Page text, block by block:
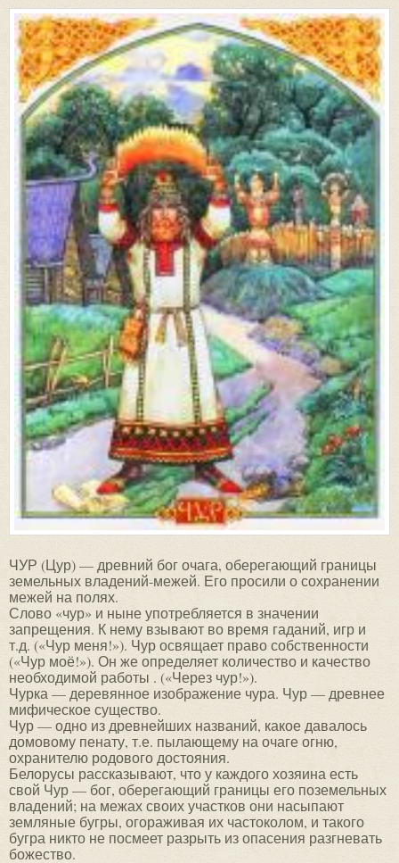
ЧУР (Цур) — древний бог очага, оберегающий границы
земельных владений-межей. Его просили о сохранении
межей на полях.
Слово «чур» и ныне употребляется в значении
запрещения. К нему взывают во время гаданий, игр и
т.д. («Чур меня!»). Чур освящает право собственности
(«Чур моё!»). Он же определяет количество и качество
необходимой работы . («Через чур!»).
Чурка — деревянное изображение чура. Чур — древнее
мифическое существо.
Чур — одно из древнейших названий, какое давалось
домовому пенату, т.е. пылающему на очаге огню,
охранителю родового достояния.
Белорусы рассказывают, что у каждого хозяина есть
свой Чур — бог, оберегающий границы его поземельных
владений; на межах своих участков они насыпают
земляные бугры, огораживая их частоколом, и такого
бугра никто не посмеет разрыть из опасения разгневать
божество.